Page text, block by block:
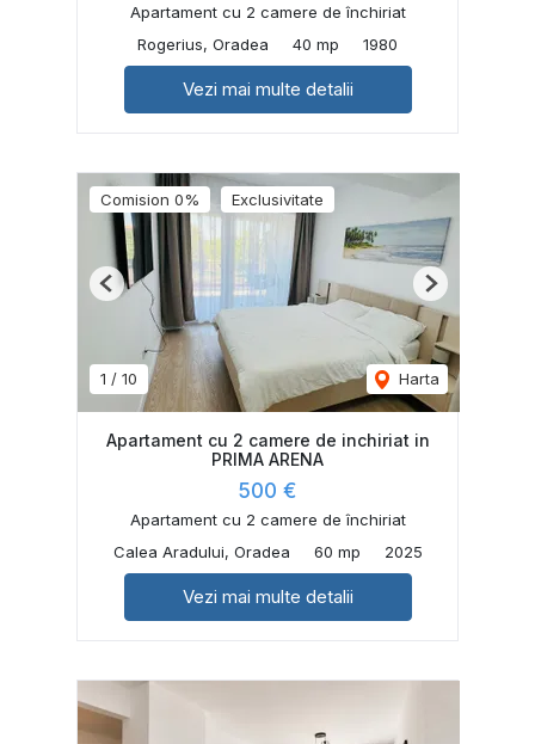
Apartament cu 2 camere de închiriat
Rogerius, Oradea
40 mp 1980
Vezi mai multe detalii
Comision 0% Exclusivitate
1 / 10 Harta
Previous Next
Apartament cu 2 camere de inchiriat in
PRIMA ARENA
500 €
Apartament cu 2 camere de închiriat
Calea Aradului, Oradea
60 mp 2025
Vezi mai multe detalii